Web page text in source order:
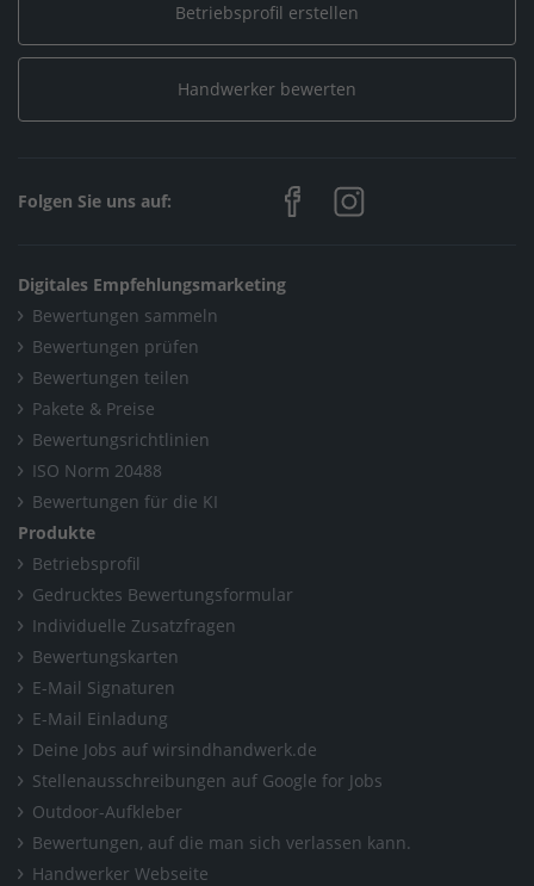
Betriebsprofil erstellen
Handwerker bewerten
Folgen Sie uns auf:
Digitales Empfehlungsmarketing
Bewertungen sammeln
Bewertungen prüfen
Bewertungen teilen
Pakete & Preise
Bewertungsrichtlinien
ISO Norm 20488
Bewertungen für die KI
Produkte
Betriebsprofil
Gedrucktes Bewertungsformular
Individuelle Zusatzfragen
Bewertungskarten
E-Mail Signaturen
E-Mail Einladung
Deine Jobs auf wirsindhandwerk.de
Stellenausschreibungen auf Google for Jobs
Outdoor-Aufkleber
Bewertungen, auf die man sich verlassen kann.
Handwerker Webseite